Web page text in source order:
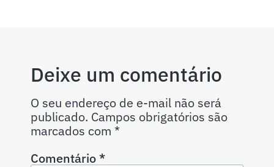
Deixe um comentário
O seu endereço de e-mail não será
publicado. Campos obrigatórios são
marcados com *
Comentário*